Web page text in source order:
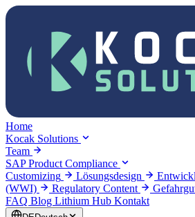
Home
Kocak Solutions
Team
SAP Product Compliance
Customizing
Lösungsdesign
(WWI)
Regulatory Content
FAQ Blog Lithium Hub Kontakt